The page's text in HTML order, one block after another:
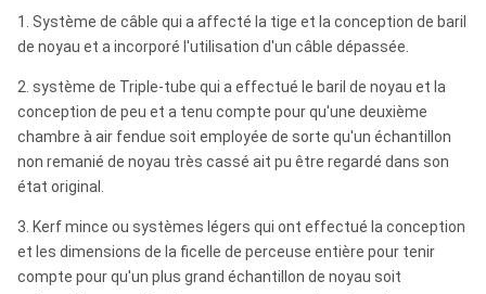
P 122,6 4,83 85,0 3,35
1. Système de câble qui a affecté la tige et la conception de baril
de noyau et a incorporé l'utilisation d'un câble dépassée.
2. système de Triple-tube qui a effectué le baril de noyau et la
conception de peu et a tenu compte pour qu'une deuxième
chambre à air fendue soit employée de sorte qu'un échantillon
non remanié de noyau très cassé ait pu être regardé dans son
état original.
3. Kerf mince ou systèmes légers qui ont effectué la conception
et les dimensions de la ficelle de perceuse entière pour tenir
compte pour qu'un plus grand échantillon de noyau soit